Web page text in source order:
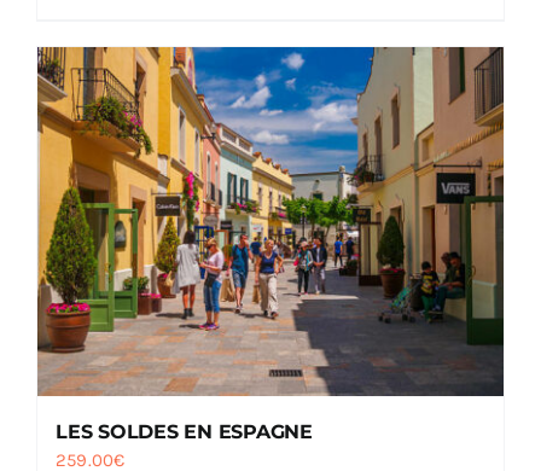
LES SOLDES EN ESPAGNE
259.00€